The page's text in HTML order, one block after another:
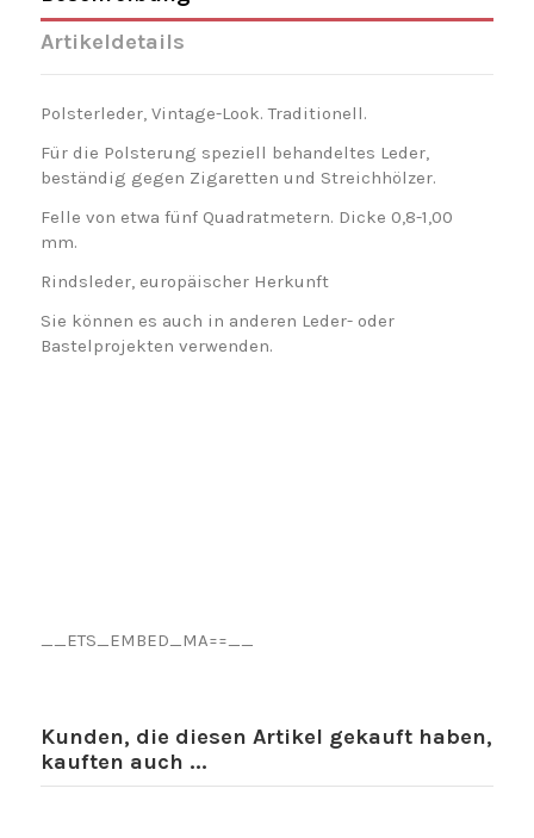
Artikeldetails
Polsterleder, Vintage-Look. Traditionell.
Für die Polsterung speziell behandeltes Leder,
beständig gegen Zigaretten und Streichhölzer.
Felle von etwa fünf Quadratmetern. Dicke 0,8-1,00
mm.
Rindsleder, europäischer Herkunft
Sie können es auch in anderen Leder- oder
Bastelprojekten verwenden.
__ETS_EMBED_MA==__
Kunden, die diesen Artikel gekauft haben,
kauften auch ...